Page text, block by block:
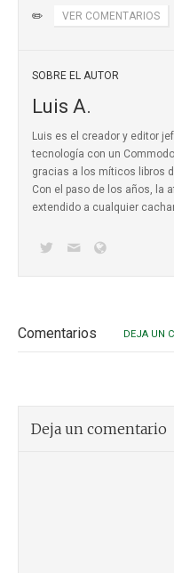
✏️ VER COMENTARIOS
SOBRE EL AUTOR
Luis A.
Luis es el creador y editor
tecnología con un
gracias a los míticos libros
Con el paso de los años, la
extendido a cualquier
Comentarios DEJA UN
Deja un comentario